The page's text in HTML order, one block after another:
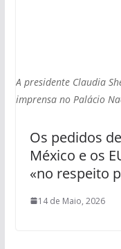
A presidente Claudia
imprensa no Palácio
Os pedidos
México e os
«no respeito
14 de Maio, 2026